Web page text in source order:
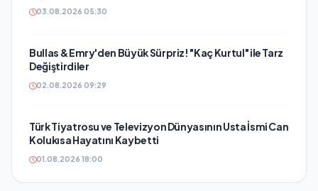
03.08.2026 05:30
Bullas & Emry'den Büyük Sürpriz! "Kaç Kurtul" ile Tarz
Değiştirdiler
02.08.2026 09:29
Türk Tiyatrosu ve Televizyon Dünyasının Usta İsmi Can
Kolukısa Hayatını Kaybetti
01.08.2026 18:00